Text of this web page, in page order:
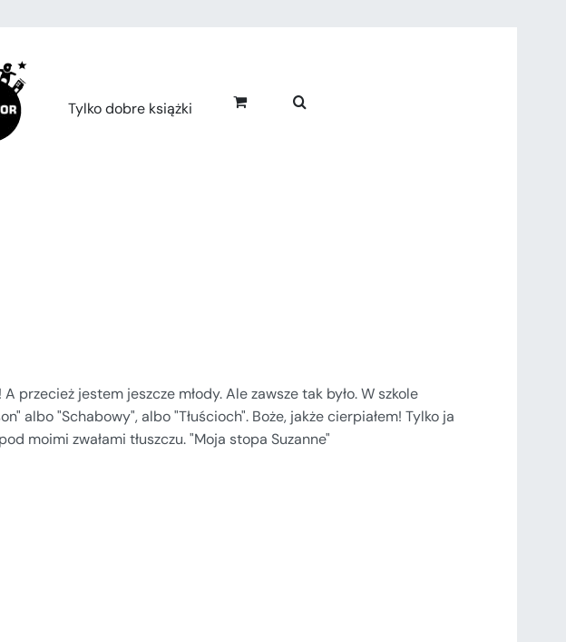
Tylko dobre książki
przecież jestem jeszcze młody. Ale zawsze tak było. W szkole
albo "Schabowy", albo "Tłuścioch". Boże, jakże cierpiałem! Tylko ja
moimi zwałami tłuszczu. "Moja stopa Suzanne"